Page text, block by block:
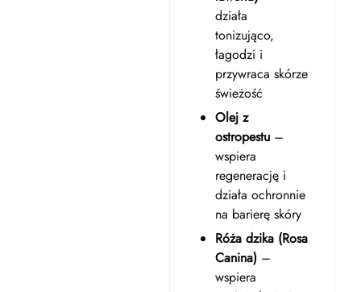
działa
tonizująco,
łagodzi i
przywraca skórze
świeżość
Olej z
ostropestu–
wspiera
regenerację i
działa ochronnie
na barierę skóry
Róża dzika (Rosa
Canina)–
wspiera